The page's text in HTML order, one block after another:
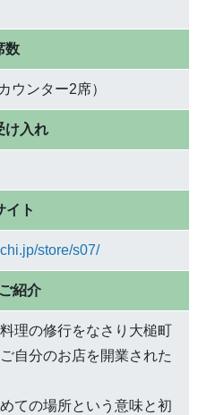
数
ウンター2席）
け入れ
イト
store/s07/
紹介
理の修行をなさり大槌町
自分のお店を開業された
ての場所という意味と初